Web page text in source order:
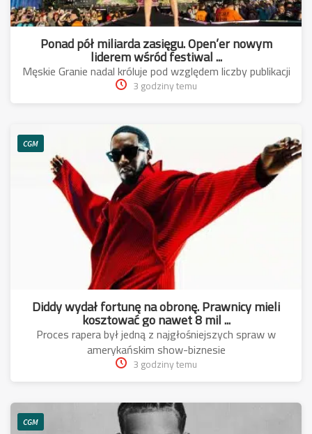
Ponad pół miliarda zasięgu. Open’er nowym
liderem wśród festiwal ...
Męskie Granie nadal króluje pod względem liczby publikacji
3 godziny temu
CGM
Diddy wydał fortunę na obronę. Prawnicy mieli
kosztować go nawet 8 mil ...
Proces rapera był jedną z najgłośniejszych spraw w
amerykańskim show-biznesie
3 godziny temu
CGM